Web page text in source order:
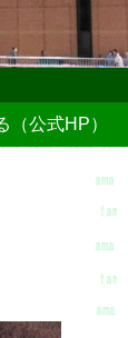
（公式HP）